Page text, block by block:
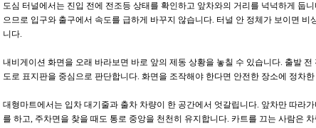
도심 터널에서는 진입 전에 전조등 상태를 확인하고 앞차와의 거리를 넉넉하게 둡
으므로 입구와 출구에서 속도를 급하게 바꾸지 않습니다. 터널 안 정체가 보이면
니다.
내비게이션 화면을 오래 바라보면 바로 앞의 제동 상황을 놓칠 수 있습니다. 출발
도로 표지판을 중심으로 판단합니다. 화면을 조작해야 한다면 안전한 장소에 정차
대형마트에서는 입차 대기줄과 출차 차량이 한 공간에서 엇갈립니다. 앞차만 따라
를 하고, 주차면을 찾을 때도 통로 중앙을 천천히 유지합니다. 카트를 끄는 사람은